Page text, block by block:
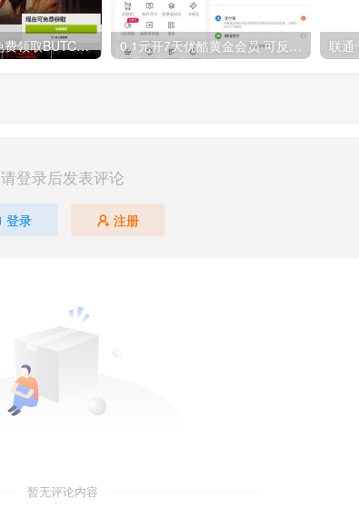
GOG平台限时免费领取BUTCHER（屠夫） 0.1元开7天优酷黄金会员 可反复开通需要关闭自动续费
请登录后发表评论
登录 注册
暂无评论内容